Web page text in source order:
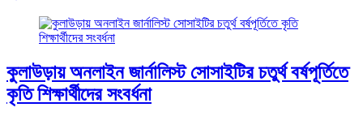
কুলাউড়ায় অনলাইন জার্নালিস্ট সোসাইটির চতুর্থ বর্ষপূর্তিতে
কৃতি শিক্ষার্থীদের সংবর্ধনা